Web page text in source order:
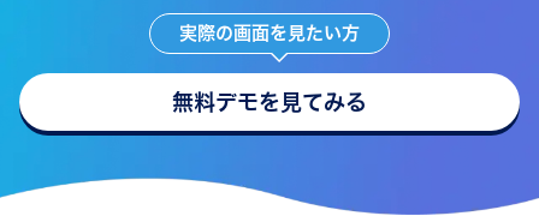
実際の画面を見たい方
無料デモを見てみる